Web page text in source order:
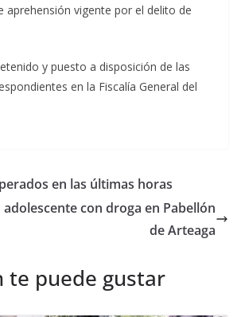
aprehensión vigente por el delito de
y puesto a disposición de las
en la Fiscalía General del
en las últimas horas
con droga en Pabellón
de Arteaga
te puede gustar